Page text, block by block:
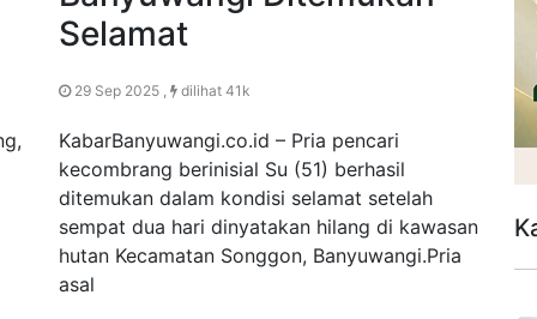
Selamat
29 Sep 2025 , dilihat 41k
KabarBanyuwangi.co.id – Pria pencari
kecombrang berinisial Su (51) berhasil
ditemukan dalam kondisi selamat setelah
sempat dua hari dinyatakan hilang di kawasan
hutan Kecamatan Songgon, Banyuwangi.Pria
asal